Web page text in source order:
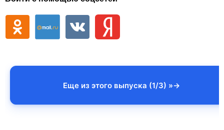
Еще из этого выпуска (1/3) »